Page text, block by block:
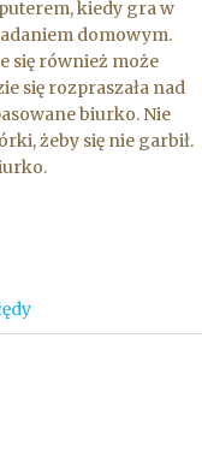
kiedy gra w
domowym.
się również może
się rozpraszała nad
biurko. Nie
żeby się nie garbił.